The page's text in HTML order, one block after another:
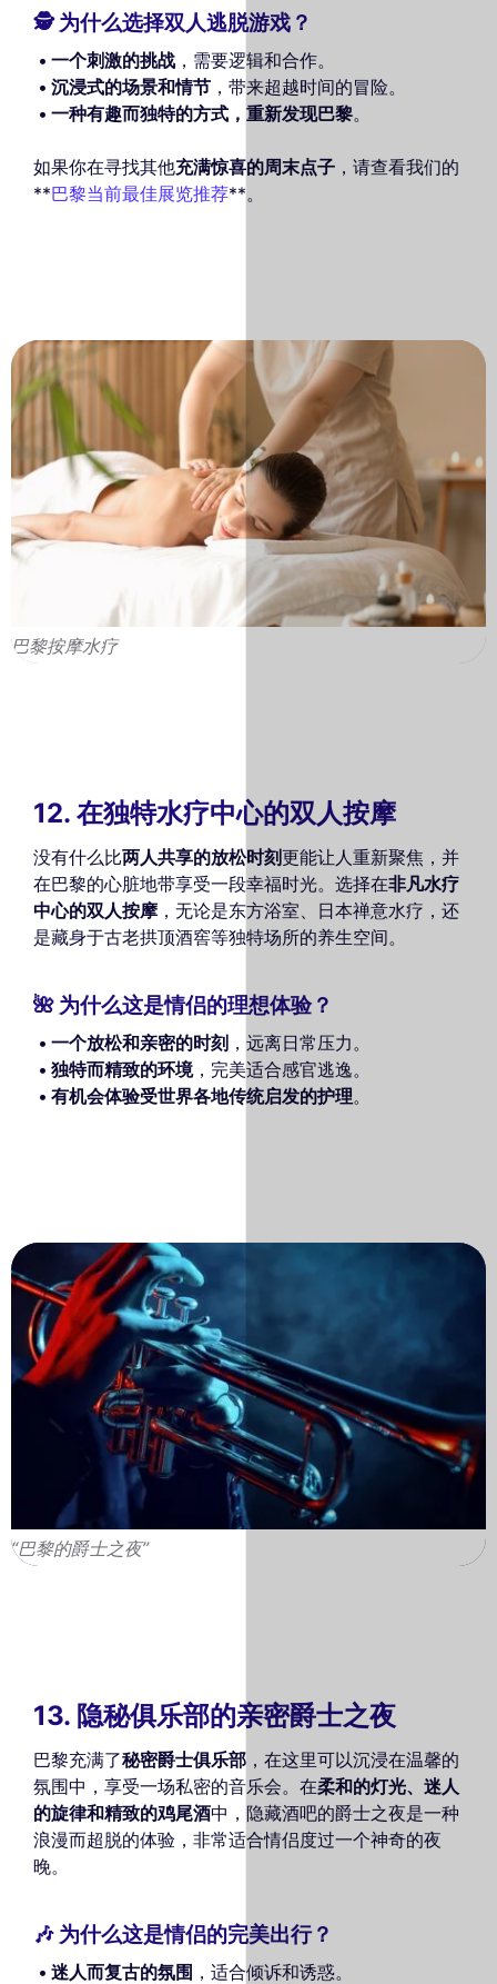
🕵️‍ 为什么选择双人逃脱游戏？
一个刺激的挑战 ，需要逻辑和合作。
沉浸式的场景和情节 ，带来超越时间的冒险。
一种有趣而独特的方式，重新发现巴黎。
如果你在寻找其他充满惊喜的周末点子 ，请查看我们的
**巴黎当前最佳展览推荐**。
巴黎按摩水疗
12. 在独特水疗中心的双人按摩
没有什么比两人共享的放松时刻更能让人重新聚焦，并
在巴黎的心脏地带享受一段幸福时光。选择在非凡水疗
中心的双人按摩 ，无论是东方浴室、日本禅意水疗，还
是藏身于古老拱顶酒窖等独特场所的养生空间。
🌺 为什么这是情侣的理想体验？
一个放松和亲密的时刻 ，远离日常压力。
独特而精致的环境，完美适合感官逃逸。
有机会体验受世界各地传统启发的护理。
“巴黎的爵士之夜”
13. 隐秘俱乐部的亲密爵士之夜
巴黎充满了秘密爵士俱乐部 ，在这里可以沉浸在温馨的
氛围中，享受一场私密的音乐会。在柔和的灯光、迷人
的旋律和精致的鸡尾酒中，隐藏酒吧的爵士之夜是一种
浪漫而超脱的体验，非常适合情侣度过一个神奇的夜
晚。
🎶 为什么这是情侣的完美出行？
迷人而复古的氛围 ，适合倾诉和诱惑。